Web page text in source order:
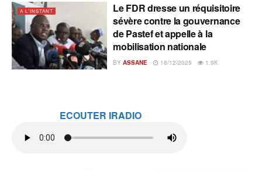
A L'INSTANT
Le FDR dresse un réquisitoire
sévère contre la gouvernance
de Pastef et appelle à la
mobilisation nationale
BY ASSANE 18/12/2025 1.9K
ECOUTER IRADIO